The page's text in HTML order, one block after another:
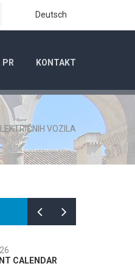
Deutsch
PR KONTAKT
VOZILA
CALENDAR